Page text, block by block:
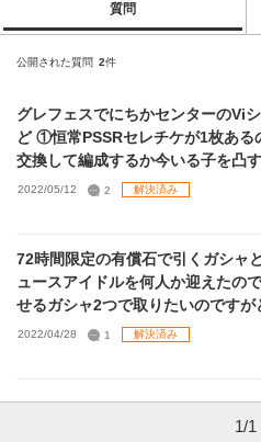
質問
公開された質問 2件
グレフェスでにちかセンターのVi
ど ①恒常PSSRセレチケが1枚ある
交換して編成するか今いる子を凸
ャで凸するべきカード。 が知りた
しては特に残しておきたいとかは
2022/05/12 2
解決済み
72時間限定の有償石で引くガシャ
ュースアイドルを何人か迎えたの
せるガシャ2つで取りたいのです
しいです。 昨日始めたのですが課
2022/04/28 1
解決済み
1/1